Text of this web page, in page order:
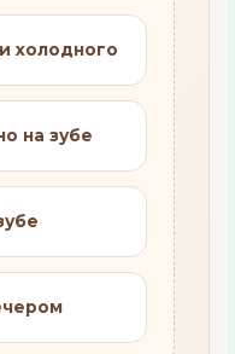
холодного
на зубе